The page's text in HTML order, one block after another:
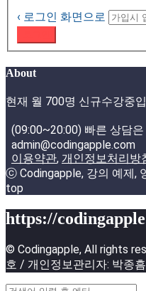
‹ 로그인 화면으로
About
현재 월 700명 신규수강중
(09:00~20:00) 빠른 상담
admin@codingapple.com
이용약관, 개인정보처리방
ⓒ Codingapple, 강의 예제,
top
https://
© Codingapple, All rights
호 / 개인정보관리자: 박종